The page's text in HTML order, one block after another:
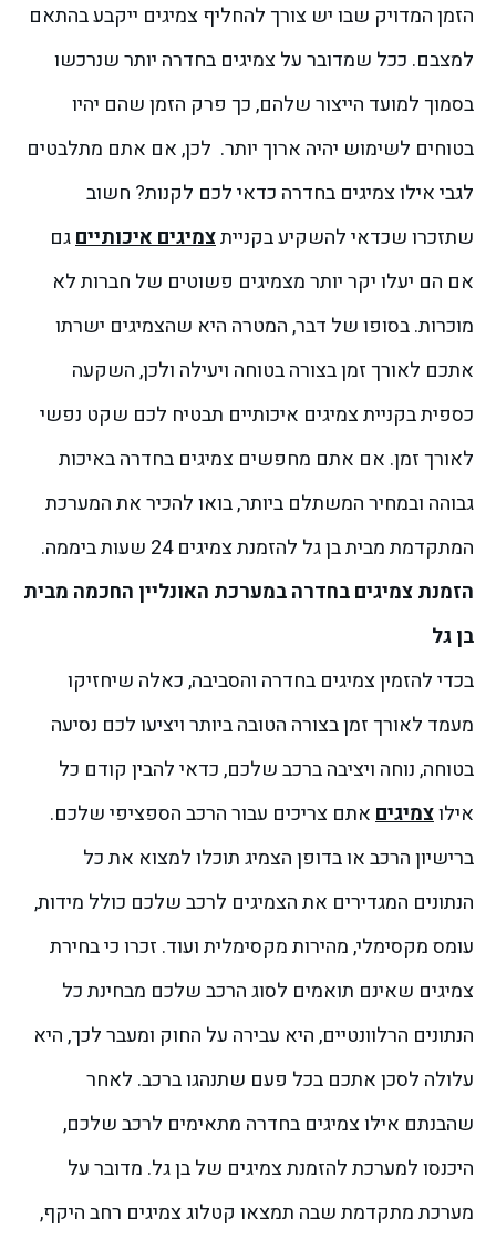
הזמן המדויק שבו יש צורך להחליף צמיגים ייקבע בהתאם
למצבם. ככל שמדובר על צמיגים בחדרה יותר שנרכשו
בסמוך למועד הייצור שלהם, כך פרק הזמן שהם יהיו
בטוחים לשימוש יהיה ארוך יותר. לכן, אם אתם מתלבטים
לגבי אילו צמיגים בחדרה כדאי לכם לקנות? חשוב
שתזכרו שכדאי להשקיע בקנייתצמיגים איכותייםגם
אם הם יעלו יקר יותר מצמיגים פשוטים של חברות לא
מוכרות. בסופו של דבר, המטרה היא שהצמיגים ישרתו
אתכם לאורך זמן בצורה בטוחה ויעילה ולכן, השקעה
כספית בקניית צמיגים איכותיים תבטיח לכם שקט נפשי
לאורך זמן. אם אתם מחפשים צמיגים בחדרה באיכות
גבוהה ובמחיר המשתלם ביותר, בואו להכיר את המערכת
המתקדמת מבית בן גל להזמנת צמיגים 24 שעות ביממה.
הזמנת צמיגים בחדרה במערכת האונליין החכמה מבית
בן גל
בכדי להזמין צמיגים בחדרה והסביבה, כאלה שיחזיקו
מעמד לאורך זמן בצורה הטובה ביותר ויציעו לכם נסיעה
בטוחה, נוחה ויציבה ברכב שלכם, כדאי להבין קודם כל
אילוצמיגיםאתם צריכים עבור הרכב הספציפי שלכם.
ברישיון הרכב או בדופן הצמיג תוכלו למצוא את כל
הנתונים המגדירים את הצמיגים לרכב שלכם כולל מידות,
עומס מקסימלי, מהירות מקסימלית ועוד. זכרו כי בחירת
צמיגים שאינם תואמים לסוג הרכב שלכם מבחינת כל
הנתונים הרלוונטיים, היא עבירה על החוק ומעבר לכך, היא
עלולה לסכן אתכם בכל פעם שתנהגו ברכב. לאחר
שהבנתם אילו צמיגים בחדרה מתאימים לרכב שלכם,
היכנסו למערכת להזמנת צמיגים של בן גל. מדובר על
מערכת מתקדמת שבה תמצאו קטלוג צמיגים רחב היקף,